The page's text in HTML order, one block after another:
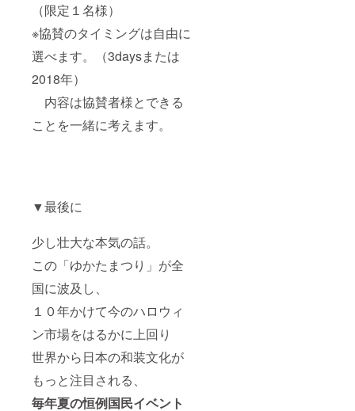
（限定１名様）
※協賛のタイミングは自由に
選べます。（3daysまたは
2018年）
内容は協賛者様とできる
ことを一緒に考えます。
▼最後に
少し壮大な本気の話。
この「ゆかたまつり」が全
国に波及し、
１０年かけて今のハロウィ
ン市場をはるかに上回り
世界から日本の和装文化が
もっと注目される、
毎年夏の恒例国民イベント